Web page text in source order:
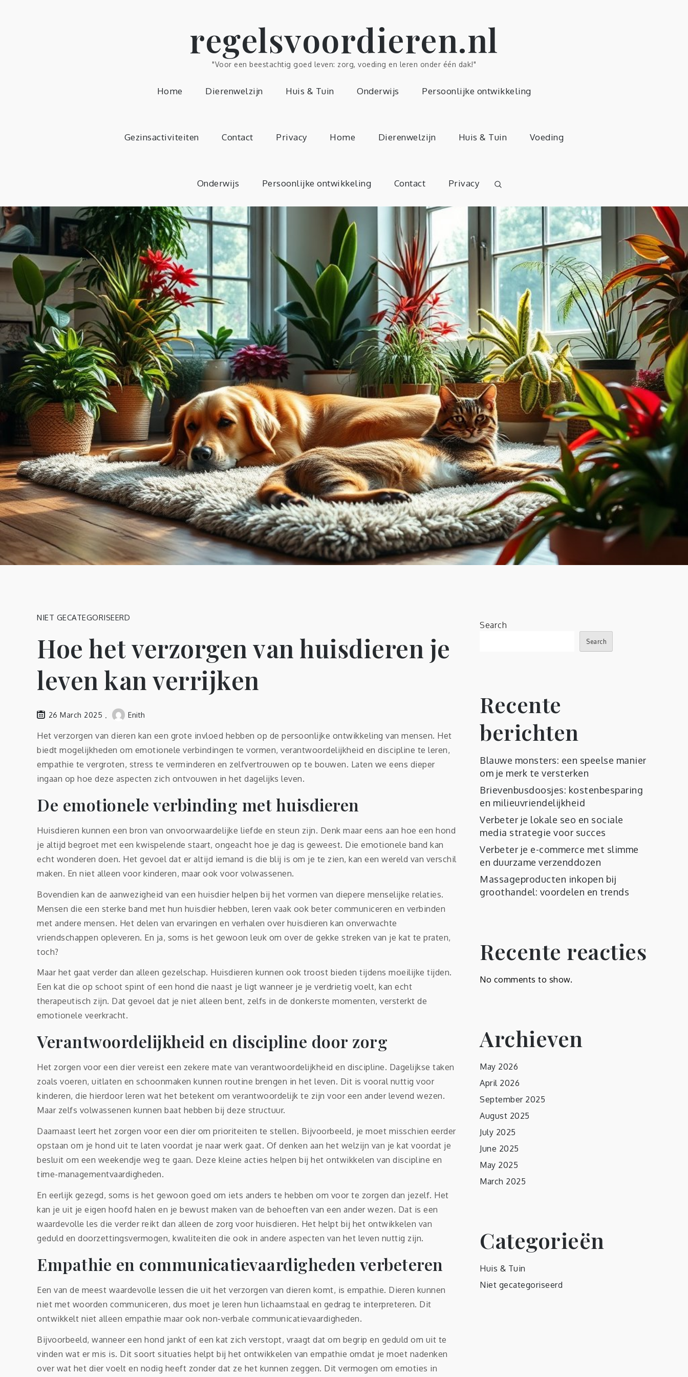
regelsvoordieren.nl
"Voor een beestachtig goed leven: zorg, voeding en leren onder één dak!"
Home Dierenwelzijn Huis & Tuin Onderwijs Persoonlijke ontwikkeling
Gezinsactiviteiten Contact Privacy Home Dierenwelzijn Huis & Tuin Voeding
Onderwijs Persoonlijke ontwikkeling Contact Privacy
NIET GECATEGORISEERD
Hoe het verzorgen van huisdieren je
leven kan verrijken
26 March 2025 Enith
Het verzorgen van dieren kan een grote invloed hebben op de persoonlijke ontwikkeling van mensen. Het
biedt mogelijkheden om emotionele verbindingen te vormen, verantwoordelijkheid en discipline te leren,
empathie te vergroten, stress te verminderen en zelfvertrouwen op te bouwen. Laten we eens dieper
ingaan op hoe deze aspecten zich ontvouwen in het dagelijks leven.
De emotionele verbinding met huisdieren
Huisdieren kunnen een bron van onvoorwaardelijke liefde en steun zijn. Denk maar eens aan hoe een hond
je altijd begroet met een kwispelende staart, ongeacht hoe je dag is geweest. Die emotionele band kan
echt wonderen doen. Het gevoel dat er altijd iemand is die blij is om je te zien, kan een wereld van verschil
maken. En niet alleen voor kinderen, maar ook voor volwassenen.
Bovendien kan de aanwezigheid van een huisdier helpen bij het vormen van diepere menselijke relaties.
Mensen die een sterke band met hun huisdier hebben, leren vaak ook beter communiceren en verbinden
met andere mensen. Het delen van ervaringen en verhalen over huisdieren kan onverwachte
vriendschappen opleveren. En ja, soms is het gewoon leuk om over de gekke streken van je kat te praten,
toch?
Maar het gaat verder dan alleen gezelschap. Huisdieren kunnen ook troost bieden tijdens moeilijke tijden.
Een kat die op schoot spint of een hond die naast je ligt wanneer je je verdrietig voelt, kan echt
therapeutisch zijn. Dat gevoel dat je niet alleen bent, zelfs in de donkerste momenten, versterkt de
emotionele veerkracht.
Verantwoordelijkheid en discipline door zorg
Het zorgen voor een dier vereist een zekere mate van verantwoordelijkheid en discipline. Dagelijkse taken
zoals voeren, uitlaten en schoonmaken kunnen routine brengen in het leven. Dit is vooral nuttig voor
kinderen, die hierdoor leren wat het betekent om verantwoordelijk te zijn voor een ander levend wezen.
Maar zelfs volwassenen kunnen baat hebben bij deze structuur.
Daarnaast leert het zorgen voor een dier om prioriteiten te stellen. Bijvoorbeeld, je moet misschien eerder
opstaan om je hond uit te laten voordat je naar werk gaat. Of denken aan het welzijn van je kat voordat je
besluit om een weekendje weg te gaan. Deze kleine acties helpen bij het ontwikkelen van discipline en
time-managementvaardigheden.
En eerlijk gezegd, soms is het gewoon goed om iets anders te hebben om voor te zorgen dan jezelf. Het
kan je uit je eigen hoofd halen en je bewust maken van de behoeften van een ander wezen. Dat is een
waardevolle les die verder reikt dan alleen de zorg voor huisdieren. Het helpt bij het ontwikkelen van
geduld en doorzettingsvermogen, kwaliteiten die ook in andere aspecten van het leven nuttig zijn.
Empathie en communicatievaardigheden verbeteren
Een van de meest waardevolle lessen die uit het verzorgen van dieren komt, is empathie. Dieren kunnen
niet met woorden communiceren, dus moet je leren hun lichaamstaal en gedrag te interpreteren. Dit
ontwikkelt niet alleen empathie maar ook non-verbale communicatievaardigheden.
Bijvoorbeeld, wanneer een hond jankt of een kat zich verstopt, vraagt dat om begrip en geduld om uit te
vinden wat er mis is. Dit soort situaties helpt bij het ontwikkelen van empathie omdat je moet nadenken
over wat het dier voelt en nodig heeft zonder dat ze het kunnen zeggen. Dit vermogen om emoties in
Search
Search
Recente
berichten
Blauwe monsters: een speelse manier
om je merk te versterken
Brievenbusdoosjes: kostenbesparing
en milieuvriendelijkheid
Verbeter je lokale seo en sociale
media strategie voor succes
Verbeter je e-commerce met slimme
en duurzame verzenddozen
Massageproducten inkopen bij
groothandel: voordelen en trends
Recente reacties
No comments to show.
Archieven
May 2026
April 2026
September 2025
August 2025
July 2025
June 2025
May 2025
March 2025
Categorieën
Huis & Tuin
Niet gecategoriseerd